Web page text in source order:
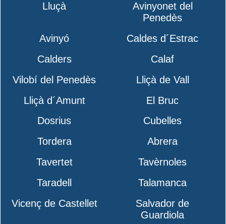
Lluçà
Avinyonet del
Penedès
Avinyó
Caldes d´Estrac
Calders
Calaf
Vilobí del Penedès
Lliçà de Vall
Lliçà d´Amunt
El Bruc
Dosrius
Cubelles
Tordera
Abrera
Tavertet
Tavèrnoles
Taradell
Talamanca
Vicenç de Castellet
Salvador de
Guardiola